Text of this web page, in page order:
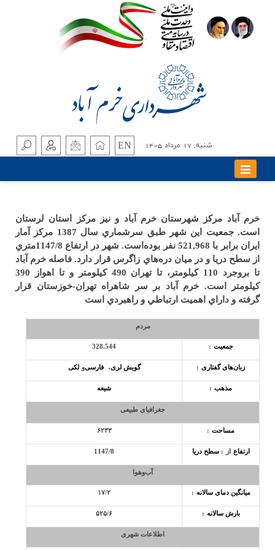
شنبه, 17 مرداد 1405 EN
خرم آباد مرکز شهرستان خرم آباد و نيز مرکز استان لرستان
است. جمعيت اين شهر طبق سرشماري سال 1387 مرکز آمار
ايران برابر با 521,968 نفر بوده‌است. شهر در ارتفاع 1147/8متري
از سطح دريا و در ميان دره‌هاي زاگرس قرار دارد. فاصله خرم آباد
تا بروجرد 110 کيلومتر، تا تهران 490 کيلومتر و تا اهواز 390
کيلومتر است. خرم آباد بر سر شاهراه تهران-خوزستان قرار
گرفته و داراي اهميت ارتباطي و راهبردي است
مردم
جمعیت :
328.544
زبان‌های گفتاری : گویش لری، فارسیو لکی
مذهب : شیعه
جغرافیای طبیعی
مساحت : ۶۲۳۳
ارتفاع از سطح دریا:
1147/8
آب‌وهوا
میانگین دمای سالانه : ۱۷/۲
بارش سالانه : ۵۲۵/۶
اطلاعات شهری